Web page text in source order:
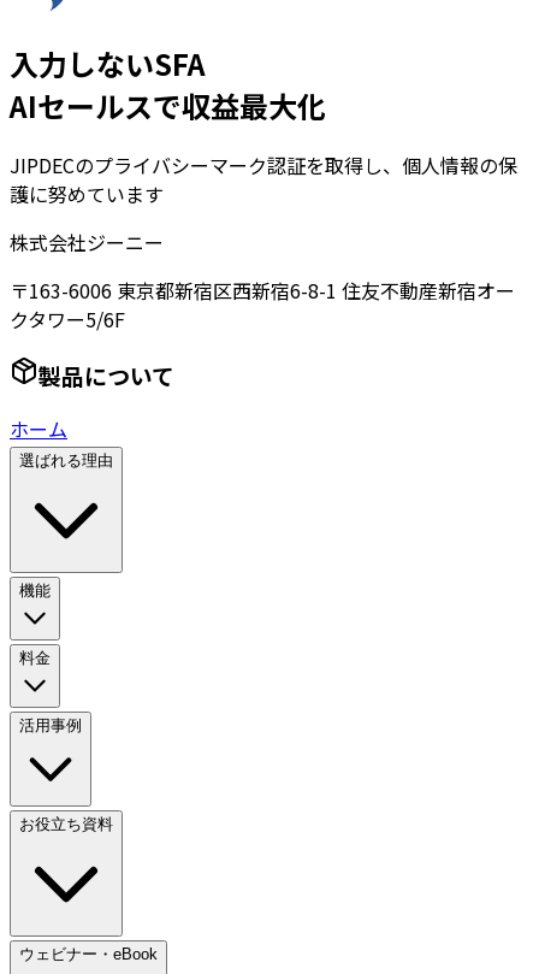
入力しないSFA
AIセールスで収益最大化
JIPDECのプライバシーマーク認証を取得し、個人情報の保
護に努めています
株式会社ジーニー
〒163-6006 東京都新宿区西新宿6-8-1 住友不動産新宿オー
クタワー5/6F
製品について
ホーム
選ばれる理由
機能
料金
活用事例
お役立ち資料
ウェビナー・eBook